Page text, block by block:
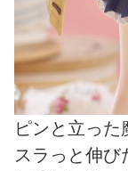
ピンと立った
スラっと伸び